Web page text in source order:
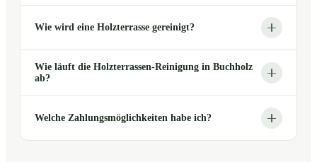
Wie wird eine Holzterrasse gereinigt?
Wie läuft die Holzterrassen-Reinigung in Buchholz
ab?
Welche Zahlungsmöglichkeiten habe ich?